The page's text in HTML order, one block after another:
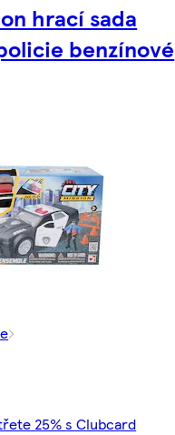
hrací sada
benzínové
25% s Clubcard